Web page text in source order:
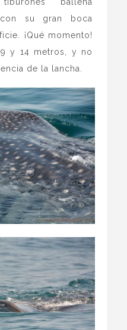
su gran boca
¡Qué momento!
y 14 metros, y no
de la lancha.